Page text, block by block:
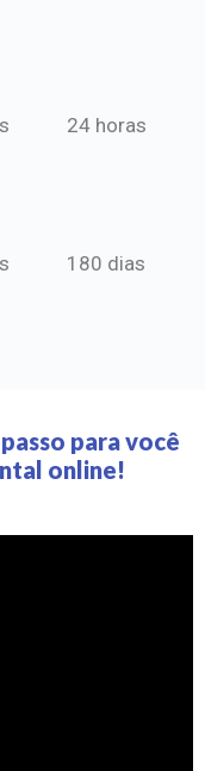
24 horas
180 dias
para você
online!